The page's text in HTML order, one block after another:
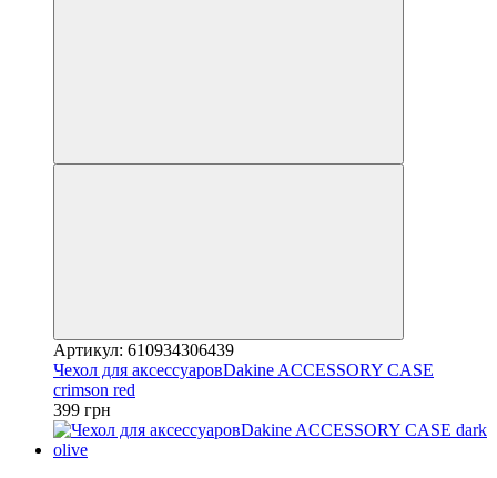
Артикул: 610934306439
Чехол для аксессуаровDakine ACCESSORY CASE
crimson red
399 грн